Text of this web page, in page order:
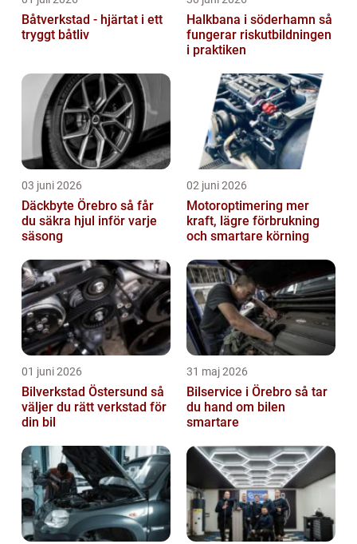
Båtverkstad - hjärtat i ett
tryggt båtliv
Halkbana i söderhamn så
fungerar riskutbildningen
i praktiken
03 juni 2026
Däckbyte Örebro så får
du säkra hjul inför varje
säsong
02 juni 2026
Motoroptimering mer
kraft, lägre förbrukning
och smartare körning
01 juni 2026
Bilverkstad Östersund så
väljer du rätt verkstad för
din bil
31 maj 2026
Bilservice i Örebro så tar
du hand om bilen
smartare